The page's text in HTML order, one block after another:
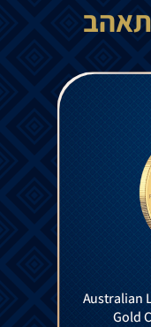
תאהב
Australian
Gold